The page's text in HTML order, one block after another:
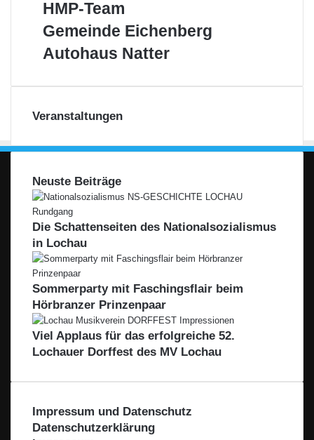
Leiblachtal
HMP-
HMP-Team
Gemeinde
Gemeinde Eichenberg
Autohaus
Autohaus Natter
Veranstaltungen
Neuste Beiträge
Die Schattenseiten des Nationalsozialismus
in Lochau
Sommerparty mit Faschingsflair beim
Hörbranzer Prinzenpaar
Viel Applaus für das erfolgreiche 52.
Lochauer Dorffest des MV Lochau
Impressum und Datenschutz
Datenschutzerklärung